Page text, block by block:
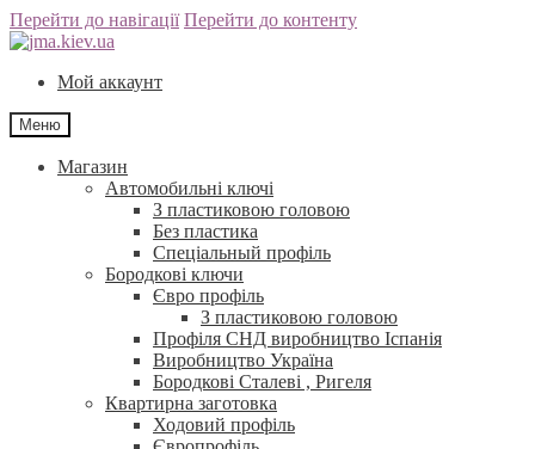
Перейти до навігації Перейти до контенту
Мой аккаунт
Меню
Магазин
Автомобильні ключі
З пластиковою головою
Без пластика
Спеціальный профіль
Бородкові ключи
Євро профіль
З пластиковою головою
Профіля СНД виробництво Іспанія
Виробництво Україна
Бородкові Сталеві , Ригеля
Квартирна заготовка
Ходовий профіль